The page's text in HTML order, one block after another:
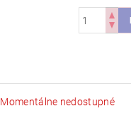
Momentálne nedostupné